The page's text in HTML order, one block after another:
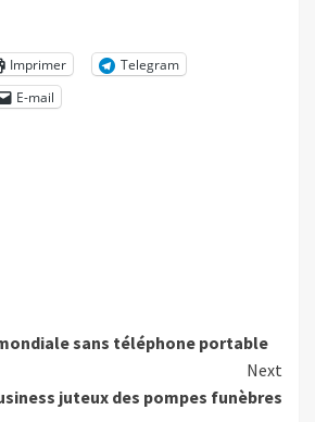
Imprimer
Telegram
E-mail
sans téléphone portable
Next
juteux des pompes funèbres